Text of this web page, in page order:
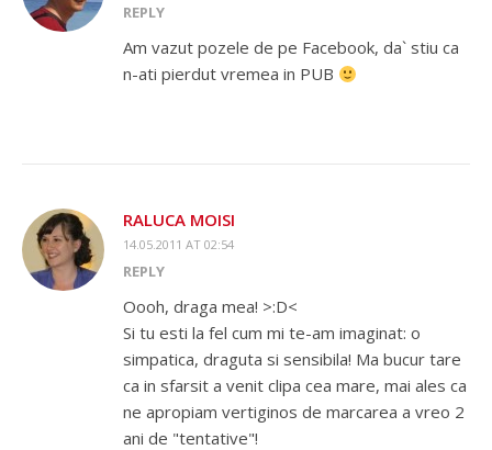
REPLY
Am vazut pozele de pe Facebook, da` stiu ca
n-ati pierdut vremea in PUB
RALUCA MOISI
14.05.2011 AT 02:54
REPLY
Oooh, draga mea! >:D<
Si tu esti la fel cum mi te-am imaginat: o
simpatica, draguta si sensibila! Ma bucur tare
ca in sfarsit a venit clipa cea mare, mai ales ca
ne apropiam vertiginos de marcarea a vreo 2
ani de "tentative"!